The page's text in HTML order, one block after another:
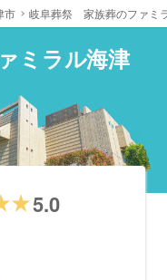
市 岐阜葬祭 家族葬のファミ
ミラル海津
5.0